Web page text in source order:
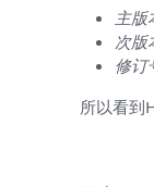
主版
次版
修订
所以看到